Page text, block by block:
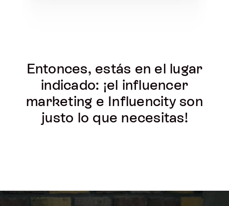
Entonces, estás en el lugar
indicado: ¡el influencer
marketing e Influencity son
justo lo que necesitas!